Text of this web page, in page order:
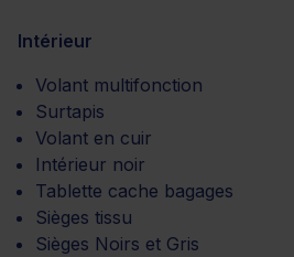
Intérieur
Volant multifonction
Surtapis
Volant en cuir
Intérieur noir
Tablette cache bagages
Sièges tissu
Sièges Noirs et Gris